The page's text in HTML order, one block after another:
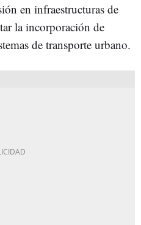
en infraestructuras de
la incorporación de
de transporte urbano.